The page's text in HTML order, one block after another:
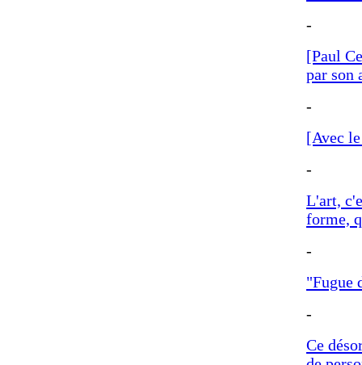
-
[Paul
par son
-
[Avec
-
L'art,
forme,
-
"Fugue
-
Ce